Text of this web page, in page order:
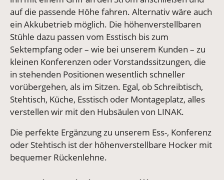
auf die passende Höhe fahren. Alternativ wäre auch
ein Akkubetrieb möglich. Die höhenverstellbaren
Stühle dazu passen vom Esstisch bis zum
Sektempfang oder – wie bei unserem Kunden – zu
kleinen Konferenzen oder Vorstandssitzungen, die
in stehenden Positionen wesentlich schneller
vorübergehen, als im Sitzen. Egal, ob Schreibtisch,
Stehtisch, Küche, Esstisch oder Montageplatz, alles
verstellen wir mit den Hubsäulen von LINAK.
Die perfekte Ergänzung zu unserem Ess-, Konferenz
oder Stehtisch ist der höhenverstellbare Hocker mit
bequemer Rückenlehne.